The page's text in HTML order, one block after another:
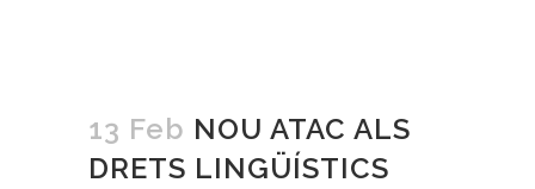
13 Feb NOU ATAC ALS
DRETS LINGÜÍSTICS